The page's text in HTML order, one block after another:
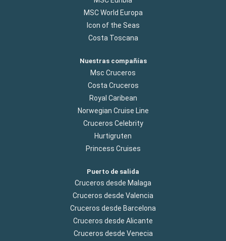
MSC World Europa
Icon of the Seas
Costa Toscana
Nuestras compañías
Msc Cruceros
Costa Cruceros
Royal Caribean
Norwegian Cruise Line
Cruceros Celebrity
Hurtigruten
Princess Cruises
Puerto de salida
Cruceros desde Malaga
Cruceros desde Valencia
Cruceros desde Barcelona
Cruceros desde Alicante
Cruceros desde Venecia